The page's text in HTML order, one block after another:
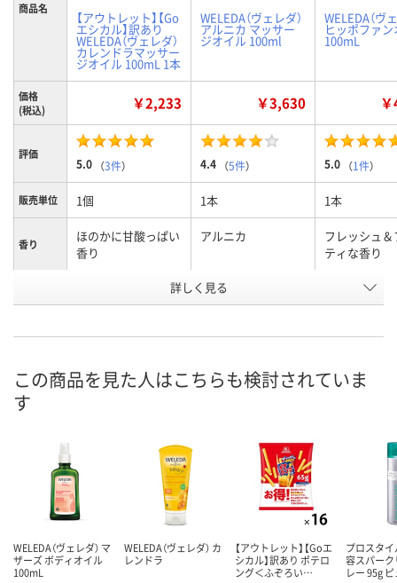
商品名
【アウトレット】【Go
エシカル】訳あり
WELEDA（ヴェレダ）
カレンドラマッサー
ジオイル 100mL 1本
WELEDA（ヴェレダ）
アルニカ マッサー
ジオイル 100ml
WELEDA（ヴ
ヒッポファ
100mL
価格
(税込)
￥2,233 ￥3,630
評価
5.0 （3件） 4.4 （5件） 5.0 （1件）
販売単位 1個 1本 1本
香り
ほのかに甘酸っぱい
香り
アルニカ
フレッシュ
ティな香り
100mL
号
数量
カゴへ カ
詳しく見る
この商品を見た人はこちらも検討されていま
す
WELEDA（ヴェレダ） マ
ザーズ ボディオイル
100mL
WELEDA（ヴェレダ） カ
レンドラ
【アウトレット】【Goエ
シカル】訳あり ポテロ
ング＜ふぞろい…
プロスタ
容スパー
レー 95g